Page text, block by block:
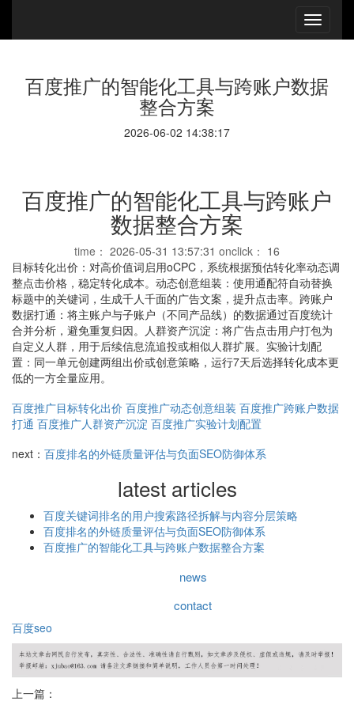
百度推广的智能化工具与跨账户数据
整合方案
2026-06-02 14:38:17
百度推广的智能化工具与跨账户
数据整合方案
time： 2026-05-31 13:57:31 onclick： 16
目标转化出价：对高价值词启用oCPC，系统根据预估转化率动态调
整点击价格，稳定转化成本。动态创意组装：使用通配符自动替换
标题中的关键词，生成千人千面的广告文案，提升点击率。跨账户
数据打通：将主账户与子账户（不同产品线）的数据通过百度统计
合并分析，避免重复归因。人群资产沉淀：将广告点击用户打包为
自定义人群，用于后续信息流追投或相似人群扩展。实验计划配
置：同一单元创建两组出价或创意策略，运行7天后选择转化成本更
低的一方全量应用。
百度推广目标转化出价 百度推广动态创意组装 百度推广跨账户数据
打通 百度推广人群资产沉淀 百度推广实验计划配置
next： 百度排名的外链质量评估与负面SEO防御体系
latest articles
百度关键词排名的用户搜索路径拆解与内容分层策略
百度排名的外链质量评估与负面SEO防御体系
百度推广的智能化工具与跨账户数据整合方案
news
contact
百度seo
上一篇：